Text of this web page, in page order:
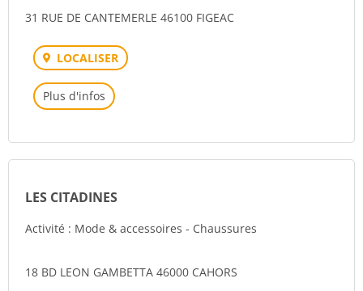
31 RUE DE CANTEMERLE 46100 FIGEAC
LOCALISER
Plus d'infos
LES CITADINES
Activité : Mode & accessoires - Chaussures
18 BD LEON GAMBETTA 46000 CAHORS